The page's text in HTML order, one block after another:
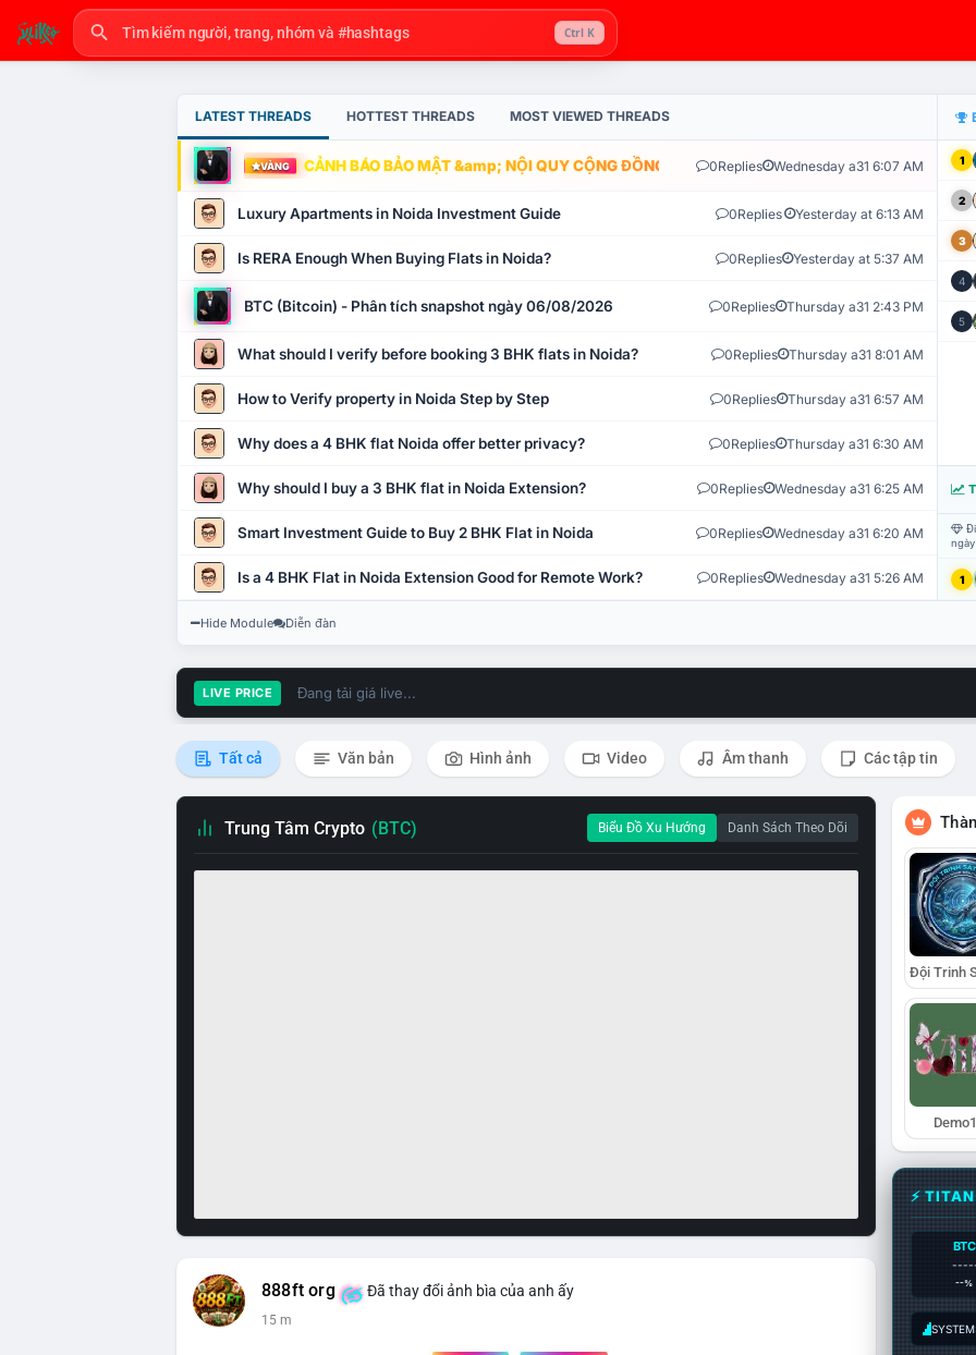
Ctrl K
LATEST THREADS HOTTEST THREADS MOST VIEWED THREADS
VÀNG CẢNH BÁO BẢO MẬT &amp; NỘI QUY CỘNG ĐỒNG VLIKE.VN: HỆ THỐNG GIÁM SÁT TỰ
0Replies Wednesday a31 6:07 AM
Luxury Apartments in Noida Investment Guide 0Replies Yesterday at 6:13 AM
Is RERA Enough When Buying Flats in Noida? 0Replies Yesterday at 5:37 AM
BTC (Bitcoin) - Phân tích snapshot ngày 06/08/2026 0Replies Thursday a31 2:43 PM
What should I verify before booking 3 BHK flats in Noida? 0Replies Thursday a31 8:01 AM
How to Verify property in Noida Step by Step 0Replies Thursday a31 6:57 AM
Why does a 4 BHK flat Noida offer better privacy? 0Replies Thursday a31 6:30 AM
Why should I buy a 3 BHK flat in Noida Extension? 0Replies Wednesday a31 6:25 AM
Smart Investment Guide to Buy 2 BHK Flat in Noida 0Replies Wednesday a31 6:20 AM
Is a 4 BHK Flat in Noida Extension Good for Remote Work? 0Replies Wednesday a31 5:26 AM
1
2
3
4
5
1
Hide Module Diễn đàn
LIVE PRICE Đang tải giá live...
Tất cả Văn bản Hình ảnh Video Âm thanh Các tập tin
Trung Tâm Crypto (BTC) Biểu Đồ Xu Hướng Danh Sách Theo Dõi
888ft org Đã thay đổi ảnh bìa của anh ấy
15 m
⚡
BTC
--%